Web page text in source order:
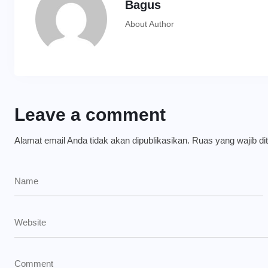
Bagus
About Author
Leave a comment
Alamat email Anda tidak akan dipublikasikan. Ruas yang wajib